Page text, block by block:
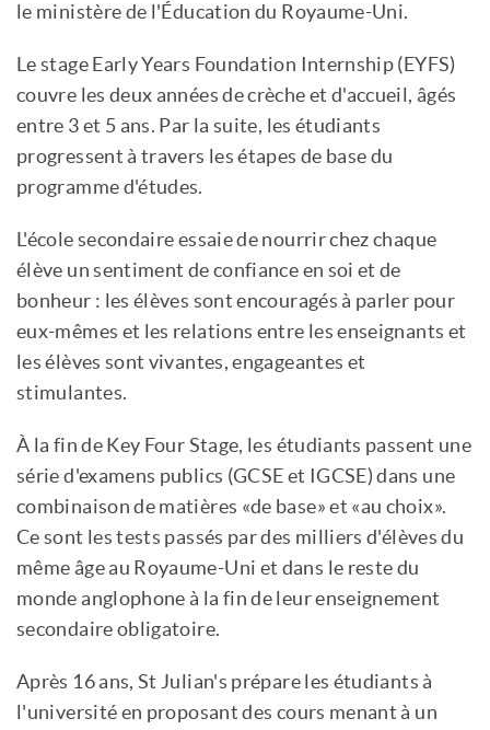
le ministère de l'Éducation du Royaume-Uni.
Le stage Early Years Foundation Internship (EYFS)
couvre les deux années de crèche et d'accueil, âgés
entre 3 et 5 ans. Par la suite, les étudiants
progressent à travers les étapes de base du
programme d'études.
L'école secondaire essaie de nourrir chez chaque
élève un sentiment de confiance en soi et de
bonheur : les élèves sont encouragés à parler pour
eux-mêmes et les relations entre les enseignants et
les élèves sont vivantes, engageantes et
stimulantes.
À la fin de Key Four Stage, les étudiants passent une
série d'examens publics (GCSE et IGCSE) dans une
combinaison de matières «de base» et «au choix».
Ce sont les tests passés par des milliers d'élèves du
même âge au Royaume-Uni et dans le reste du
monde anglophone à la fin de leur enseignement
secondaire obligatoire.
Après 16 ans, St Julian's prépare les étudiants à
l'université en proposant des cours menant à un